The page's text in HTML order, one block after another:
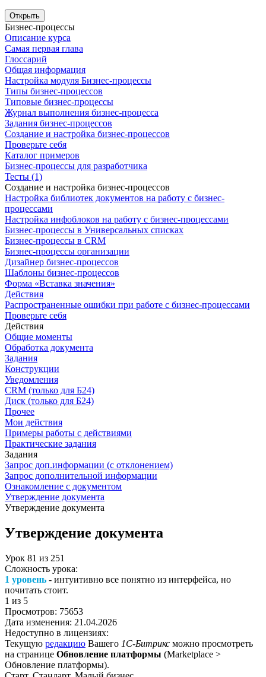
Открыть
Бизнес-процессы
Описание курса
Самая первая глава
Глоссарий
Общая информация
Настройка модуля Бизнес-процессы
Типы бизнес-процессов
Типовые бизнес-процессы
Журнал выполнения бизнес-процесса
Задания бизнес-процессов
Создание и настройка бизнес-процессов
Проверьте себя
Каталог примеров
Бизнес-процессы для разработчика
Тесты (1)
Создание и настройка бизнес-процессов
Настройка библиотек документов на работу с бизнес-
процессами
Настройка инфоблоков на работу с бизнес-процессами
Бизнес-процессы в Универсальных списках
Бизнес-процессы в CRM
Бизнес-процессы организации
Дизайнер бизнес-процессов
Шаблоны бизнес-процессов
Форма «Вставка значения»
Действия
Распространенные ошибки при работе с бизнес-процессами
Проверьте себя
Действия
Общие моменты
Обработка документа
Задания
Конструкции
Уведомления
CRM (только для Б24)
Диск (только для Б24)
Прочее
Мои действия
Примеры работы с действиями
Практические задания
Задания
Запрос доп.информации (с отклонением)
Запрос дополнительной информации
Ознакомление с документом
Утверждение документа
Утверждение документа
Утверждение документа
Урок 81 из 251
Сложность урока:
1 уровень - интуитивно все понятно из интерфейса, но
почитать стоит.
1 из 5
Просмотров: 75653
Дата изменения: 21.04.2026
Недоступно в лицензиях:
Текущую редакцию Вашего 1С-Битрикс можно просмотреть
на странице Обновление платформы (Marketplace >
Обновление платформы).